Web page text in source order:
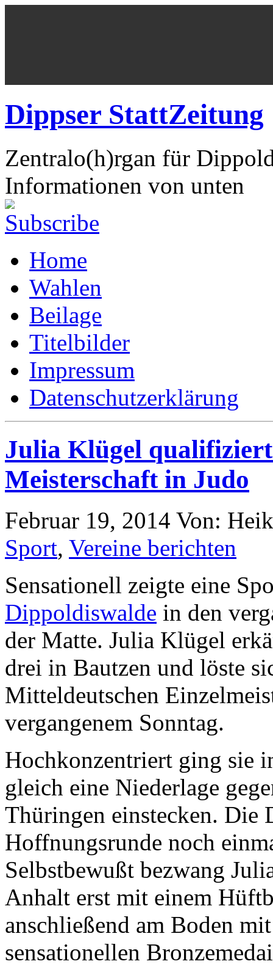
Dippser StattZeitung
Zentralo(h)rgan für
Informationen von unten
Home
Wahlen
Beilage
Titelbilder
Impressum
Datenschutzerklärung
Julia Klügel
Meisterschaft in Judo
Februar 19, 2014 Von:
Sport, Vereine berichten
Sensationell zeigte eine
Dippoldiswalde in den
der Matte. Julia Klügel
drei in Bautzen und löste
Mitteldeutschen
vergangenem Sonntag.
Hochkonzentriert ging sie
gleich eine Niederlage
Thüringen einstecken. Die
Hoffnungsrunde noch
Selbstbewußt bezwang
Anhalt erst mit einem
anschließend am Boden
sensationellen